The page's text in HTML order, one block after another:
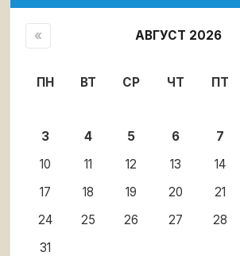
« АВГУСТ 2026
ПН ВТ СР ЧТ ПТ
3
4 5 6 7
10
11 12 13 14
17
18 19 20 21
24
25 26 27 28
31